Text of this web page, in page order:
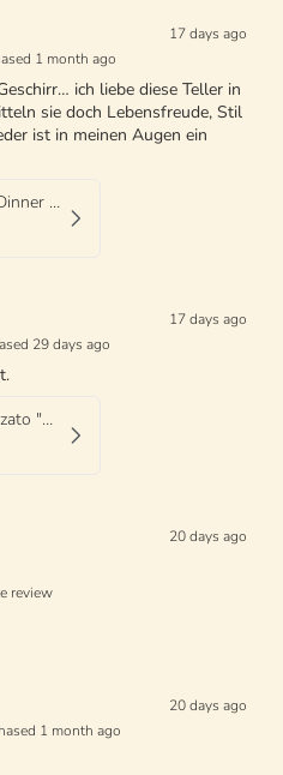
17 days ago
1 month ago
ich liebe diese Teller in
sie doch Lebensfreude, Stil
ist in meinen Augen ein
Handmade Italian Dinner Plate 27 cm | Large Ceramic Plate
17 days ago
29 days ago
Frisbee Plate Schizzato "Marone"
20 days ago
review
20 days ago
1 month ago